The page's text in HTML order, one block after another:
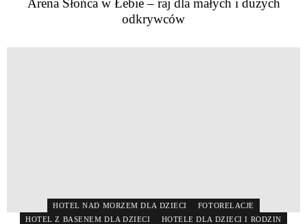
odkrywców
HOTEL NAD MORZEM DLA DZIECI
FOTORELACJE
HOTEL Z BASENEM DLA DZIECI
HOTELE DLA DZIECI I RODZIN